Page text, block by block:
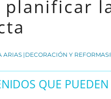
planificar
ARIAS |DECORACIÓN Y
QUE PUEDEN